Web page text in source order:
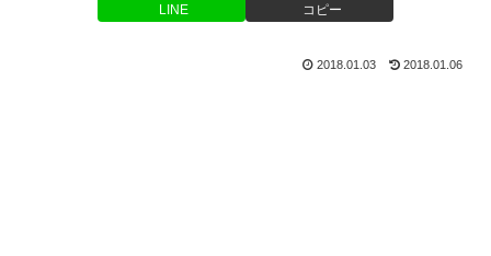
LINE コピー
2018.01.03 2018.01.06